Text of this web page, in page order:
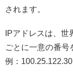
されます。
IPアドレスは、
ごとに一意の番号
例：100.25.122.30